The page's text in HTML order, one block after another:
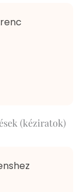
(kéziratok)